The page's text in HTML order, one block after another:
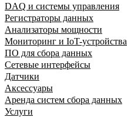
DAQ и системы управления
Регистраторы данных
Анализаторы мощности
Мониторинг и IoT-устройства
ПО для сбора данных
Сетевые интерфейсы
Датчики
Аксессуары
Аренда систем сбора данных
Услуги